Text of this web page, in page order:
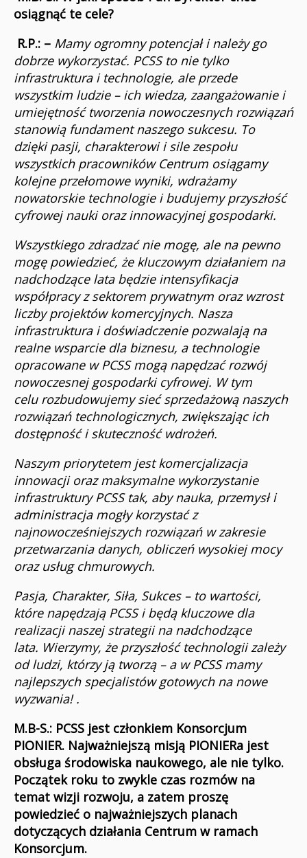
osiągnąć te cele?
R.P.: – Mamy ogromny potencjał i należy go
dobrze wykorzystać. PCSS to nie tylko
infrastruktura i technologie, ale przede
wszystkim ludzie – ich wiedza, zaangażowanie i
umiejętność tworzenia nowoczesnych rozwiązań
stanowią fundament naszego sukcesu. To
dzięki pasji, charakterowi i sile zespołu
wszystkich pracowników Centrum osiągamy
kolejne przełomowe wyniki, wdrażamy
nowatorskie technologie i budujemy przyszłość
cyfrowej nauki oraz innowacyjnej gospodarki.
Wszystkiego zdradzać nie mogę, ale na pewno
mogę powiedzieć, że kluczowym działaniem na
nadchodzące lata będzie intensyfikacja
współpracy z sektorem prywatnym oraz wzrost
liczby projektów komercyjnych. Nasza
infrastruktura i doświadczenie pozwalają na
realne wsparcie dla biznesu, a technologie
opracowane w PCSS mogą napędzać rozwój
nowoczesnej gospodarki cyfrowej. W tym
celu rozbudowujemy sieć sprzedażową naszych
rozwiązań technologicznych, zwiększając ich
dostępność i skuteczność wdrożeń.
Naszym priorytetem jest komercjalizacja
innowacji oraz maksymalne wykorzystanie
infrastruktury PCSS tak, aby nauka, przemysł i
administracja mogły korzystać z
najnowocześniejszych rozwiązań w zakresie
przetwarzania danych, obliczeń wysokiej mocy
oraz usług chmurowych.
Pasja, Charakter, Siła, Sukces – to wartości,
które napędzają PCSS i będą kluczowe dla
realizacji naszej strategii na nadchodzące
lata. Wierzymy, że przyszłość technologii zależy
od ludzi, którzy ją tworzą – a w PCSS mamy
najlepszych specjalistów gotowych na nowe
wyzwania! .
M.B-S.: PCSS jest członkiem Konsorcjum
PIONIER. Najważniejszą misją PIONIERa jest
obsługa środowiska naukowego, ale nie tylko.
Początek roku to zwykle czas rozmów na
temat wizji rozwoju, a zatem proszę
powiedzieć o najważniejszych planach
dotyczących działania Centrum w ramach
Konsorcjum.